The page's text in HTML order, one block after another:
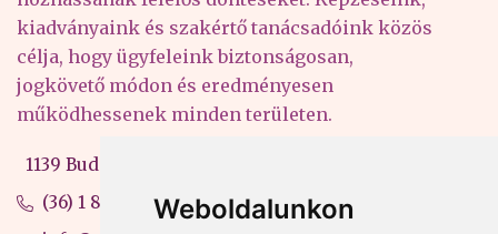
Weboldalunkon
kiadványaink és szakértő tanácsadóink közös
célja, hogy ügyfeleink biztonságosan,
jogkövető módon és eredményesen
működhessenek minden területen.
1139 Budapest, Váci út 99-105. 4. em.
(36) 1 880 76 00